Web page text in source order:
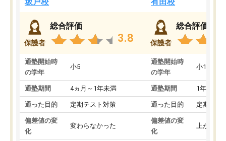
保護者
総合評価
3.8
通塾開始時
の学年
小5
通塾期間 4ヵ月～1年未満
通った目的 定期テスト対策
偏差値の変
化
変わらなかった
保護者
総合評価
通塾開始時
の学年
小1
通塾期間 1年以上
通った目的 定期テス
偏差値の変
化
上がった